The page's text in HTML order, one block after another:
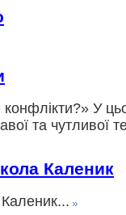
У
та чутливої
Каленик